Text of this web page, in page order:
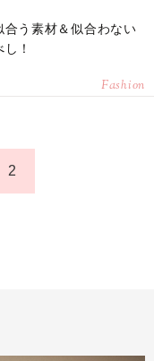
合う素材＆似合わない
！
Fashion
2